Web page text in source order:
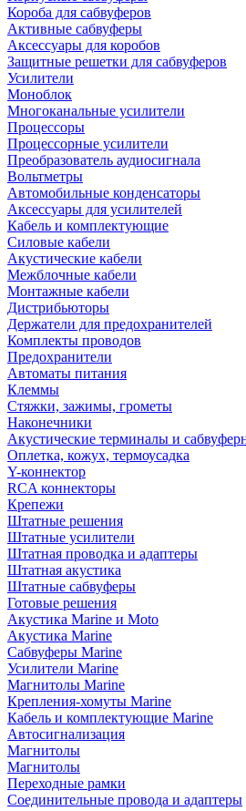
Короба для сабвуферов
Активные сабвуферы
Аксессуары для коробов
Защитные решетки для сабвуферов
Усилители
Моноблок
Многоканальные усилители
Процессоры
Процессорные усилители
Преобразователь аудиосигнала
Вольтметры
Автомобильные конденсаторы
Аксессуары для усилителей
Кабель и комплектующие
Силовые кабели
Акустические кабели
Межблочные кабели
Монтажные кабели
Дистрибьюторы
Держатели для предохранителей
Комплекты проводов
Предохранители
Автоматы питания
Клеммы
Стяжки, зажимы, грометы
Наконечники
Акустические терминалы и
Оплетка, кожух, термоусадка
Y-коннектор
RCA коннекторы
Крепежи
Штатные решения
Штатные усилители
Штатная проводка и адаптеры
Штатная акустика
Штатные сабвуферы
Готовые решения
Акустика Marine и Moto
Акустика Marine
Сабвуферы Marine
Усилители Marine
Магнитолы Marine
Крепления-хомуты Marine
Кабель и комплектующие Marine
Автосигнализация
Магнитолы
Магнитолы
Переходные рамки
Соединительные провода и адаптеры